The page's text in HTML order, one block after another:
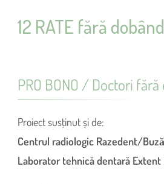
12 RATE fără
PRO BONO / Doctori
Proiect susţinut și de:
Centrul radiologic Razedent/
Laborator tehnică dentară